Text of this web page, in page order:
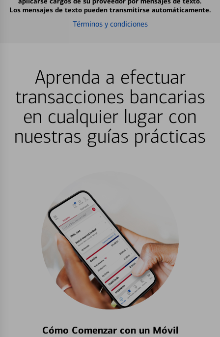
Los mensajes de texto pueden transmitirse automáticamente.
Términos y condiciones
Aprenda a efectuar
transacciones bancarias
en cualquier lugar con
nuestras guías prácticas
Cómo Comenzar con un Móvil